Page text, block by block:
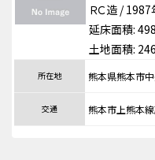
ＲＣ造 /
延床面積:
土地面積:
所在地 熊本県熊本市
交通 熊本市上熊本